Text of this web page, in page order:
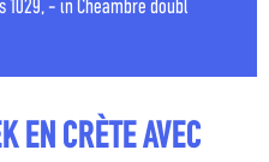
- ιn Cheambre doubl
EN CRÈTE AVEC